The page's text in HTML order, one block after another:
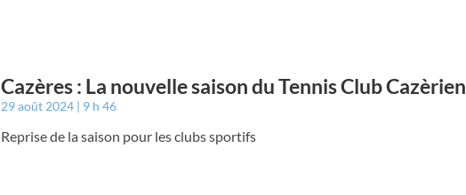
Cazères : La nouvelle saison du Tennis Club Cazèrien
29 août 2024 9 h 46
Reprise de la saison pour les clubs sportifs